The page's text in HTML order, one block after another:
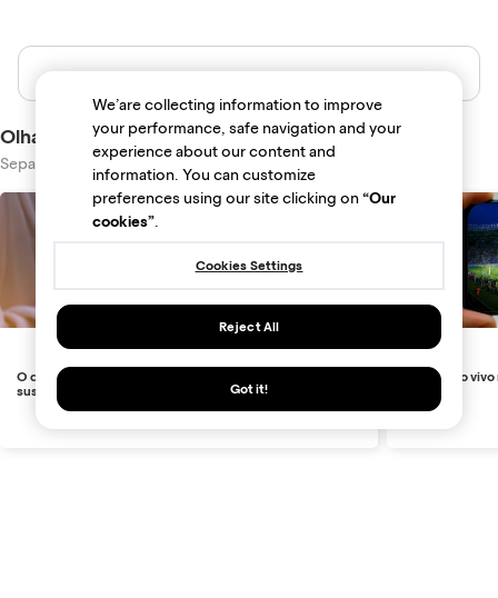
Olha só essas dicas
Separamos artigos e vídeos para sua melhor compra
O que é roaming? Entenda como funciona e como evitar
sustos na conta do celular
Futebol ao
We’are collecting information to improve
your performance, safe navigation and your
experience about our content and
information. You can customize
preferences using our site clicking on“Our
cookies”.
Cookies Settings
Reject All
Got it!